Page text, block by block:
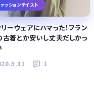
ッションテイスト
ーウェアにハマった！フラン
古着とか安いし丈夫だしかっ
1